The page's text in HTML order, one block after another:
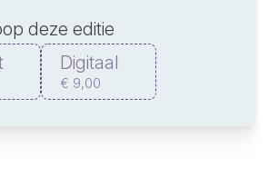
deze editie
€ 9,00
Digitaal